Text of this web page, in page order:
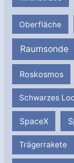
Oberfläche
Raumsonde
Roskosmos
Schwarzes
SpaceX
Trägerrakete